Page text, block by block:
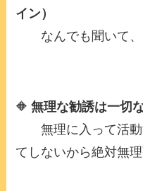
イン）
なんでも聞いて、
🔶無理な勧誘は一切
無理に入って活動
てしないから絶対無